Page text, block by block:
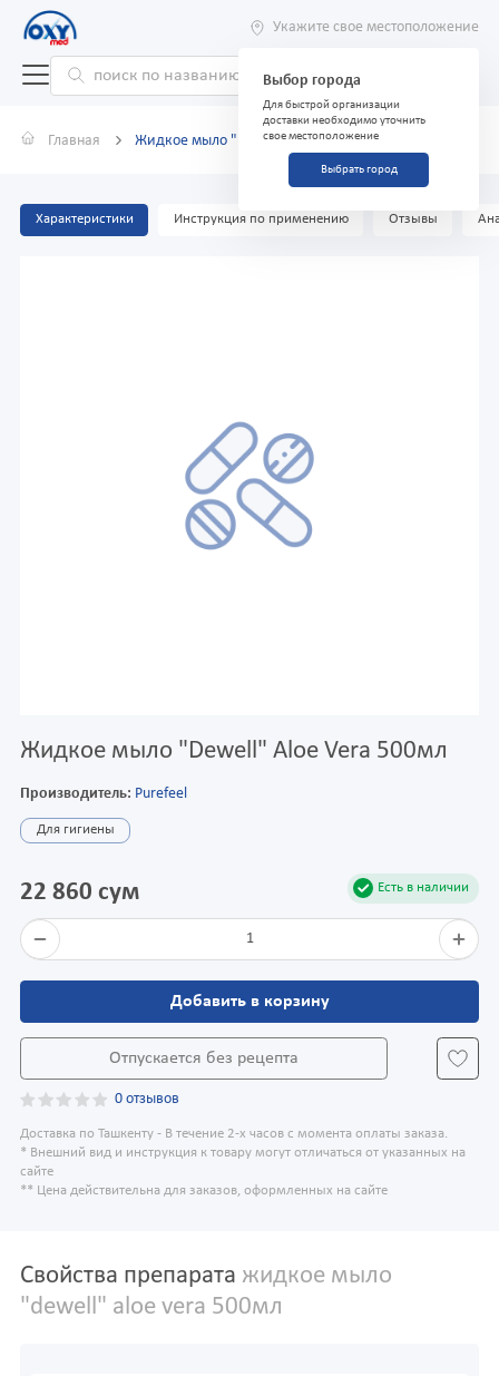
Укажите свое местоположение
Выбор города
Для быстрой организации
доставки необходимо уточнить
свое местоположение
Выбрать город
Главная Жидкое мыло "Dewell" Aloe Vera 500мл
Характеристики Инструкция по применению Отзывы
Жидкое мыло "Dewell" Aloe Vera 500мл
Производитель: Purefeel
Для гигиены
Есть в наличии
22 860 сум
1
Добавить в корзину
Отпускается без рецепта
0 отзывов
Доставка по Ташкенту - В течение 2-х часов с момента оплаты заказа.
* Внешний вид и инструкция к товару могут отличаться от указанных на
сайте
** Цена действительна для заказов, оформленных на сайте
Свойства препарата жидкое мыло
"dewell" aloe vera 500мл